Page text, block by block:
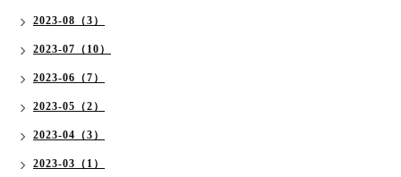
2023-08（3）
2023-07（10）
2023-06（7）
2023-05（2）
2023-04（3）
2023-03（1）